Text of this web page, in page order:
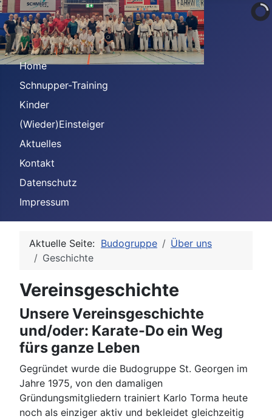
Home
Schnupper-Training
Kinder
(Wieder)Einsteiger
Aktuelles
Kontakt
Datenschutz
Impressum
Aktuelle Seite: Budogruppe
Über uns
Geschichte
Vereinsgeschichte
Unsere Vereinsgeschichte
und/oder: Karate-Do ein Weg
fürs ganze Leben
Gegründet wurde die Budogruppe St. Georgen im
Jahre 1975, von den damaligen
Gründungsmitgliedern trainiert Karlo Torma heute
noch als einziger aktiv und bekleidet gleichzeitig